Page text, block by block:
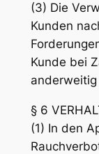
(3) Die
Kunden
Kunde bei
§ 6
(1) In den